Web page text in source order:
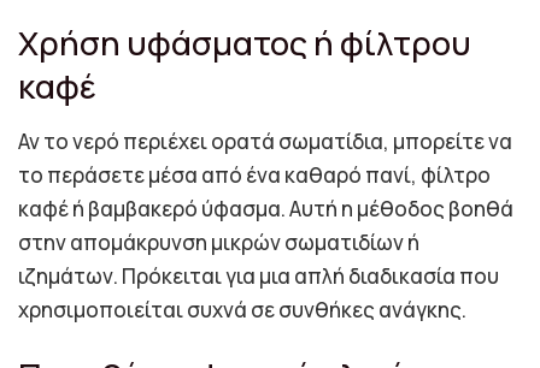
Χρήση υφάσματος ή φίλτρου
καφέ
Αν το νερό περιέχει ορατά σωματίδια, μπορείτε να
το περάσετε μέσα από ένα καθαρό πανί, φίλτρο
καφέ ή βαμβακερό ύφασμα. Αυτή η μέθοδος βοηθά
στην απομάκρυνση μικρών σωματιδίων ή
ιζημάτων. Πρόκειται για μια απλή διαδικασία που
χρησιμοποιείται συχνά σε συνθήκες ανάγκης.